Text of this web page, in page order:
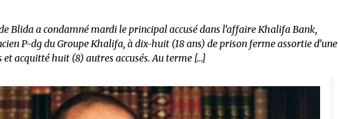
Blida a condamné mardi le principal accusé dans l’affaire Khalifa Bank,
P-dg du Groupe Khalifa, à dix-huit (18 ans) de prison ferme assortie d’une
acquitté huit (8) autres accusés. Au terme […]